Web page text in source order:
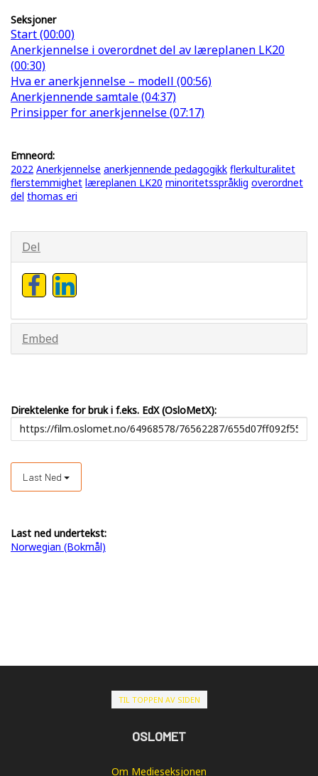
Seksjoner
Start (00:00)
Anerkjennelse i overordnet del av læreplanen LK20
(00:30)
Hva er anerkjennelse – modell (00:56)
Anerkjennende samtale (04:37)
Prinsipper for anerkjennelse (07:17)
Emneord:
2022 Anerkjennelse anerkjennende pedagogikk flerkulturalitet
flerstemmighet læreplanen LK20 minoritetsspråklig overordnet
del thomas eri
Del
Embed
Direktelenke for bruk i f.eks. EdX (OsloMetX):
Last Ned
Last ned undertekst:
Norwegian (Bokmål)
TIL TOPPEN AV SIDEN
OSLOMET
Om Medieseksjonen